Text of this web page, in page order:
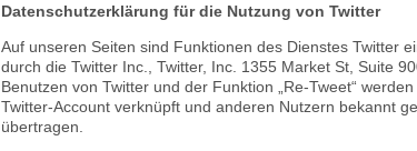
Datenschutzerklärung für die Nutzung von Twitter
Auf unseren Seiten sind Funktionen des Dienstes Twitter
durch die Twitter Inc., Twitter, Inc. 1355 Market St, Suite
Benutzen von Twitter und der Funktion „Re-Tweet“
Twitter-Account verknüpft und anderen Nutzern bekannt
übertragen.